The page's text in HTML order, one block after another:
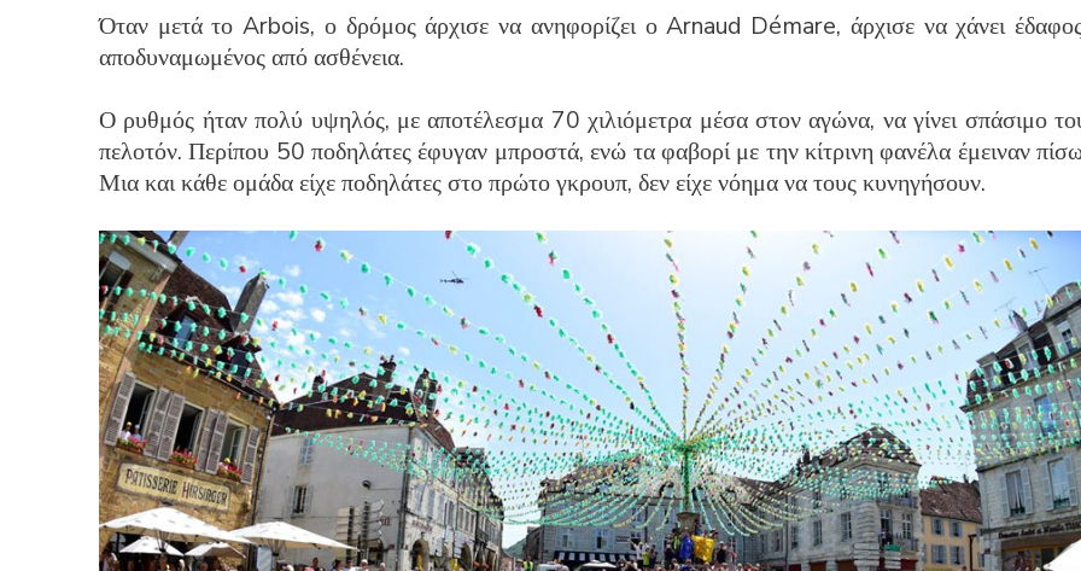
Όταν μετά το Arbois, ο δρόμος άρχισε να ανηφορίζει ο Arnaud Démare, άρχισε να χάνει
αποδυναμωμένος από ασθένεια.
Ο ρυθμός ήταν πολύ υψηλός, με αποτέλεσμα 70 χιλιόμετρα μέσα στον αγώνα, να γίνει σπάσιμο
πελοτόν. Περίπου 50 ποδηλάτες έφυγαν μπροστά, ενώ τα φαβορί με την κίτρινη φανέλα έμειναν
Μια και κάθε ομάδα είχε ποδηλάτες στο πρώτο γκρουπ, δεν είχε νόημα να τους κυνηγήσουν.